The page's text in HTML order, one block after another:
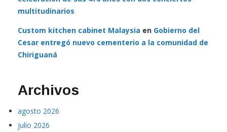
multitudinarios
Custom kitchen cabinet Malaysia en Gobierno del
Cesar entregó nuevo cementerio a la comunidad de
Chiriguaná
Archivos
agosto 2026
julio 2026